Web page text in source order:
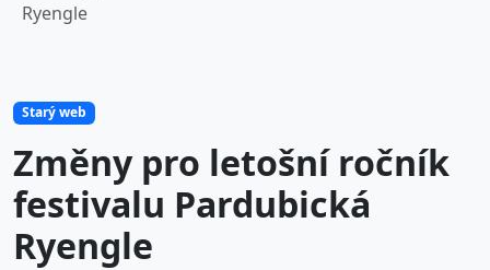
Ryengle
Starý web
Změny pro letošní ročník
festivalu Pardubická
Ryengle